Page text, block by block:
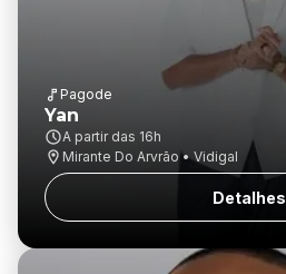
Pagode
Yan
A partir das 16h
Mirante Do Arvrão • Vidigal
Detalhes